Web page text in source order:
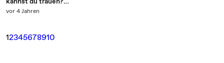
Trailer Deutsch
vor 4 Jahren
12345678910